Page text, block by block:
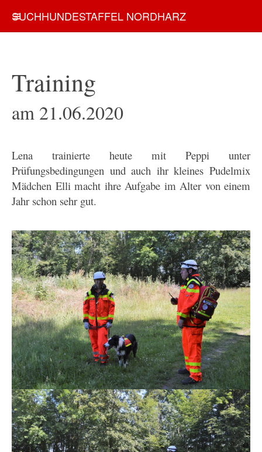
SUCHHUNDESTAFFEL NORDHARZ
Training
am 21.06.2020
Lena trainierte heute mit Peppi unter
Prüfungsbedingungen und auch ihr kleines Pudelmix
Mädchen Elli macht ihre Aufgabe im Alter von einem
Jahr schon sehr gut.